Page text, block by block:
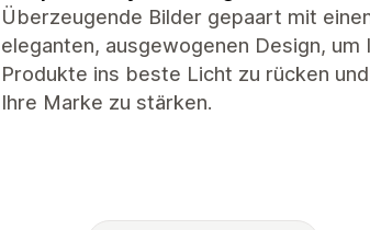
Überzeugende Bilder gepaart mit
eleganten, ausgewogenen Design, um
Produkte ins beste Licht zu rücken und
Ihre Marke zu stärken.